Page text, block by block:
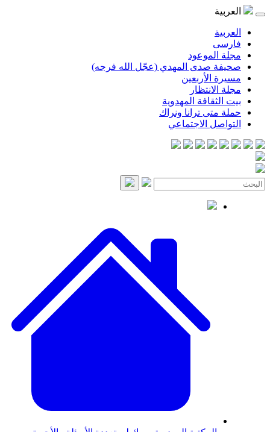
العربية
العربية
فارسی
مجلة الموعود
صحيفة صدى المهدي (عجّل الله فرجه)
مسيرة الأربعين
مجلة الانتظار
بيت الثقافة المهدوية
حملة متى ترانا ونراك
التواصل الاجتماعي